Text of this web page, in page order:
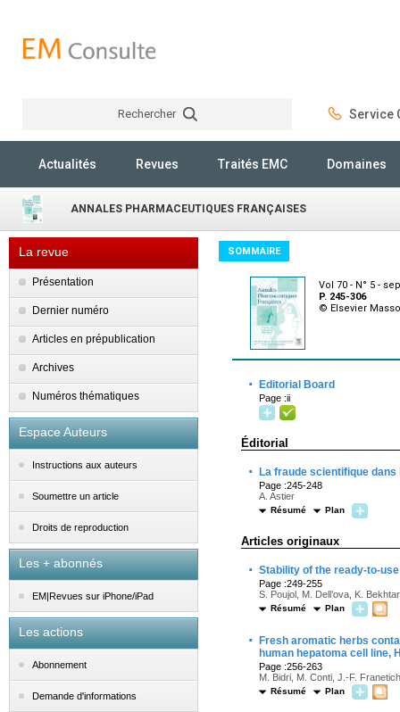
Rechercher Service
Actualités Revues Traités EMC Domaines
ANNALES PHARMACEUTIQUES FRANÇAISES
La revue
Présentation
Dernier numéro
Articles en prépublication
Archives
Numéros thématiques
Espace Auteurs
Instructions aux auteurs
Soumettre un article
Droits de reproduction
Les + abonnés
EM|Revues sur iPhone/iPad
Les actions
Abonnement
Demande d'informations
SOMMAIRE
Vol 70 - N° 5 -
P. 245-306
© Elsevier
· Editorial Board
Page :ii
Éditorial
· La fraude scientifique
Page :245-248
A. Astier
Résumé Plan
Articles originaux
· Stability of the ready-to-
Page :249-255
S. Poujol, M. Dell’ova, K.
Résumé Plan
·
Fresh aromatic herbs
human hepatoma cell line,
Page :256-263
M. Bidri, M. Conti, J.-F.
Résumé Plan